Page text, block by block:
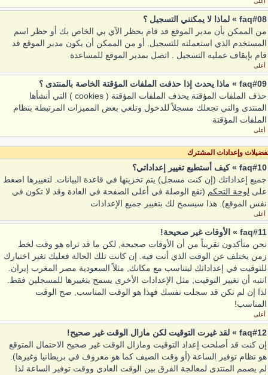
faq#08 » لماذا لا يمكنني التسجيل ؟
من الممكن بأن مدير الموقع قد قام بحظر الآي بي الخاص بك أو حظر اسم
المستخدم الذي استعملته للتسجيل. أو من الممكن أن يكون مدير الموقع قد
قام بإيقاف عمليه التسجيل . اتصل بمدير الموقع للمساعدة
أعلى
faq#09 » ماذا يحدث إذا حذفت الملفات المؤقتة الخاصة بالمنتدى ؟
حذف الملفات المؤقتة يحذف الملفات المؤقتة ( cookies ) التي أنشأها
المنتدى والتي تجعلك مسجلاً للدخول وتلغي بعض المميزات المرتبطة بنظام
الملفات المؤقتة
أعلى
وإعدادات المشترك
faq#10 » كيف أستطيع تغيير إعداداتي؟
جميع إعداداتك (إن كنت مسجل) يتم تخزينها في قاعدة البيانات. لتغييرها اضغط
على لوحة التحكم (تقع الوصلة في أعلى الصفحة في العادة وقد لا تكون في
نفس الموقع). هذا سيسمح لك بتغيير جميع الإعدادات
أعلى
faq#11 » الأوقات غير صحيحة!
نحن متأكدون تقريباً من أن الأوقات صحيحة, لكن ما قد تراه هو وقت لخط
زمن يختلف عن الوقت الذي أنت فيه. إن كانت تلك الحالة فعليك تغير اختيارك
للتوقيت في إعداداتك ليتناسب مع مكانك, مثلاً السعودية مصر المغرب إيران.
انتبه أن تغيير التوقيت, مثل الإعدادات الأخرى يسمح بتغييرها للمسجلين فقط.
لذا إن لم تكن قد سجلت نفسك فهذا هو الوقت المناسب, صح الوقت
المناسب!
أعلى
faq#12 » لقد غيرت التوقيت لكن مازال الوقت غير صحيح!
إن كنت قد أصلحت إعداد التوقيت ومازال الوقت غير صحيح الاحتمال المتوقع
هو نظام توفير الساعة (أو وقت الصيف كما هو معروف في بريطانيا وغيرها).
لم يصمم المنتدى لمعالجة الفرق بين الوقت العادي ووقت توفير الساعة لذا